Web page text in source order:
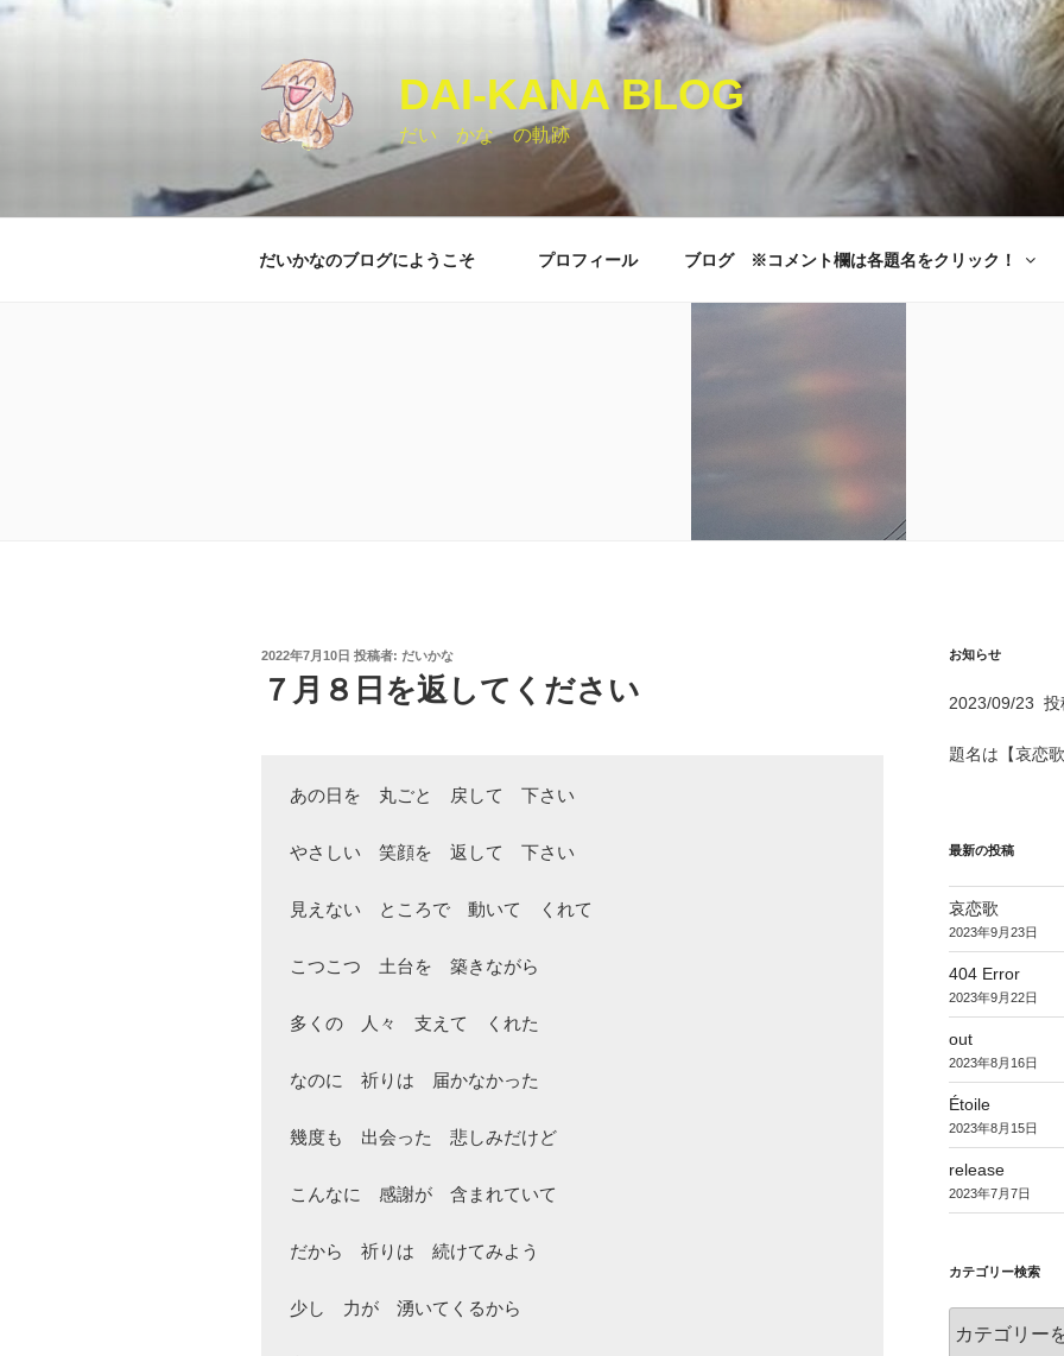
コ
DAI-KANA BLOG
だい かな の軌跡
だいかなのブログにようこそ プロフィール ブログ ※コメント欄は各題名をクリック！
投
日:
2022年7月10日 投稿者: だいかな
７月８日を返してください
あの日を　丸ごと　戻して　下さい
やさしい　笑顔を　返して　下さい
見えない　ところで　動いて　くれて
こつこつ　土台を　築きながら
多くの　人々　支えて　くれた
なのに　祈りは　届かなかった
幾度も　出会った　悲しみだけど
こんなに　感謝が　含まれていて
だから　祈りは　続けてみよう
少し　力が　湧いてくるから
お知らせ
2023/09/23 投
題名は【哀恋
最新の投稿
哀恋歌
2023年9月23日
404 Error
2023年9月22日
out
2023年8月16日
Étoile
2023年8月15日
release
2023年7月7日
カテゴリー検索
テ